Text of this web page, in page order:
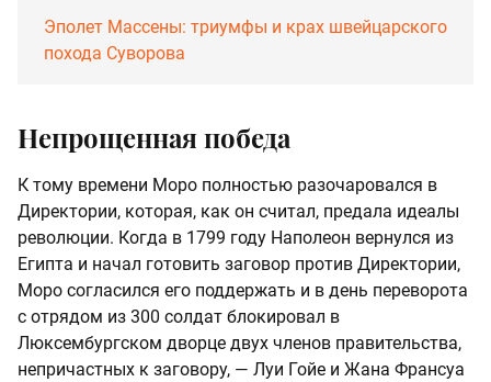
Эполет Массены: триумфы и крах швейцарского
похода Суворова
Непрощенная победа
К тому времени Моро полностью разочаровался в
Директории, которая, как он считал, предала идеалы
революции. Когда в 1799 году Наполеон вернулся из
Египта и начал готовить заговор против Директории,
Моро согласился его поддержать и в день переворота
с отрядом из 300 солдат блокировал в
Люксембургском дворце двух членов правительства,
непричастных к заговору, — Луи Гойе и Жана Франсуа